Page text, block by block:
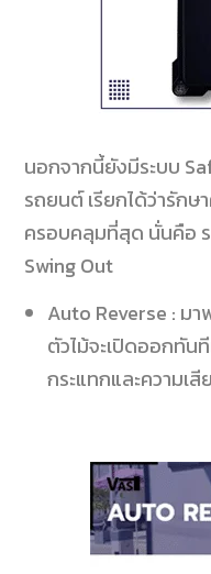
นอกจากนี้ยังมีระบบ
รถยนต์ เรียกได้ว่ารัก
ครอบคลุมที่สุด นั่นคือ
Swing Out
Auto Reverse : มา
ตัวไม้จะเปิดออกทั
กระแทกและความเ